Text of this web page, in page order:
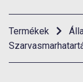
Termékek